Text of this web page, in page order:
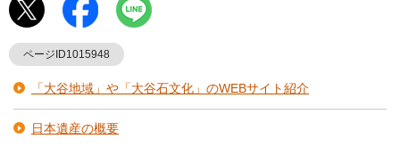
ページID1015948
「大谷地域」や「大谷石文化」のWEBサイト紹介
日本遺産の概要